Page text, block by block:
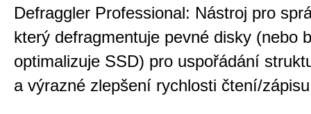
Defraggler Professional: Nástroj pro
který defragmentuje pevné disky (nebo
optimalizuje SSD) pro uspořádání
a výrazné zlepšení rychlosti čtení/